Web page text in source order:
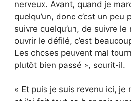
nerveux. Avant, quand je
quelqu’un, donc c’est un peu
suivre quelqu’un, de suivre le
ouvrir le défilé, c’est
Les choses peuvent mal
plutôt bien passé », sourit-il.
« Et puis je suis revenu ici, je